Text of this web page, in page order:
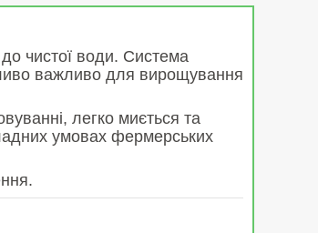
чистої води. Система
важливо для вирощування
легко миється та
умовах фермерських